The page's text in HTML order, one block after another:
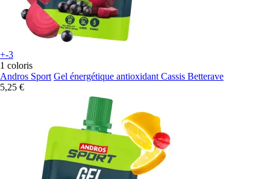
+-3
1 coloris
Andros Sport Gel énergétique antioxidant Cassis Betterave
5,25 €